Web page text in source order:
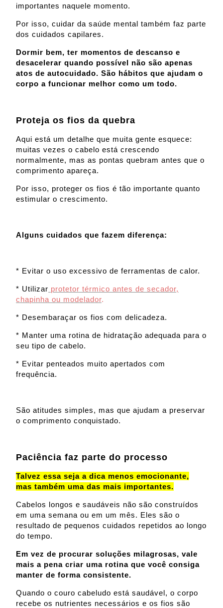
importantes naquele momento.
Por isso, cuidar da saúde mental também faz parte
dos cuidados capilares.
Dormir bem, ter momentos de descanso e
desacelerar quando possível não são apenas
atos de autocuidado. São hábitos que ajudam o
corpo a funcionar melhor como um todo.
Proteja os fios da quebra
Aqui está um detalhe que muita gente esquece:
muitas vezes o cabelo está crescendo
normalmente, mas as pontas quebram antes que o
comprimento apareça.
Por isso, proteger os fios é tão importante quanto
estimular o crescimento.
Alguns cuidados que fazem diferença:
* Evitar o uso excessivo de ferramentas de calor.
* Utilizar protetor térmico antes de secador,
chapinha ou modelador.
* Desembaraçar os fios com delicadeza.
* Manter uma rotina de hidratação adequada para o
seu tipo de cabelo.
* Evitar penteados muito apertados com
frequência.
São atitudes simples, mas que ajudam a preservar
o comprimento conquistado.
Paciência faz parte do processo
Talvez essa seja a dica menos emocionante,
mas também uma das mais importantes.
Cabelos longos e saudáveis não são construídos
em uma semana ou em um mês. Eles são o
resultado de pequenos cuidados repetidos ao longo
do tempo.
Em vez de procurar soluções milagrosas, vale
mais a pena criar uma rotina que você consiga
manter de forma consistente.
Quando o couro cabeludo está saudável, o corpo
recebe os nutrientes necessários e os fios são